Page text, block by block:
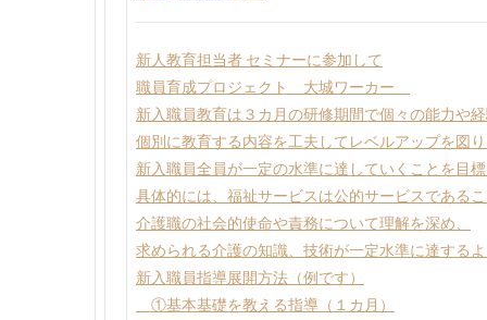
新人教育担当者 セミナーに参加して
職員育成プロジェクト 大城ワーカー
新入職員教育は３カ月の研修期間で個々の能力や経
個別に教育する内容を工夫してレベルアップを図り
新入職員全員が一定の水準に達していくことを目
具体的には、福祉サービスは公的サービスであるこ
介護職の社会的使命や責務について理解を深め、
求められる介護の知識、技術が一定水準に達する
新入職員指導展開方法（例です）
①基本基礎を教える指導（１カ月）